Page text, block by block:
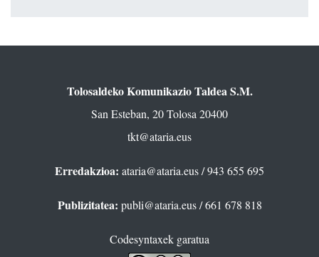
Tolosaldeko Komunikazio Taldea S.M.
San Esteban, 20 Tolosa 20400
tkt@ataria.eus
Erredakzioa: ataria@ataria.eus/ 943 655 695
Publizitatea: publi@ataria.eus/ 661 678 818
Codesyntaxek garatua